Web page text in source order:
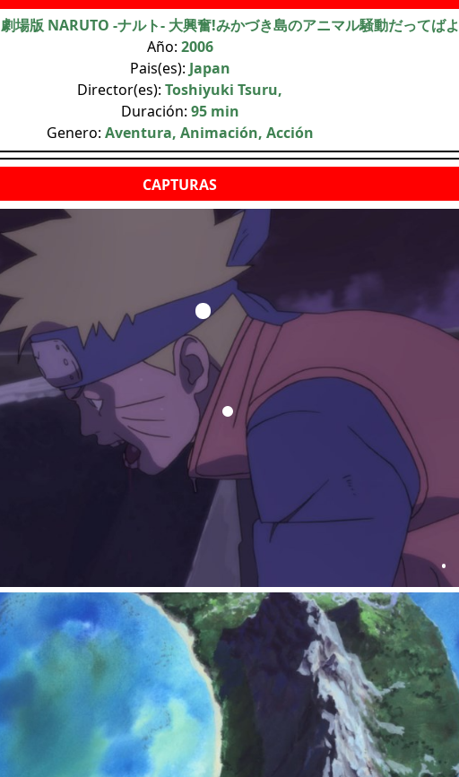
劇場版 NARUTO -ナルト- 大興奮!みかづき島のアニマル騒動だってばよ
Año: 2006
Pais(es): Japan
Director(es): Toshiyuki Tsuru,
Duración: 95 min
Genero: Aventura, Animación, Acción